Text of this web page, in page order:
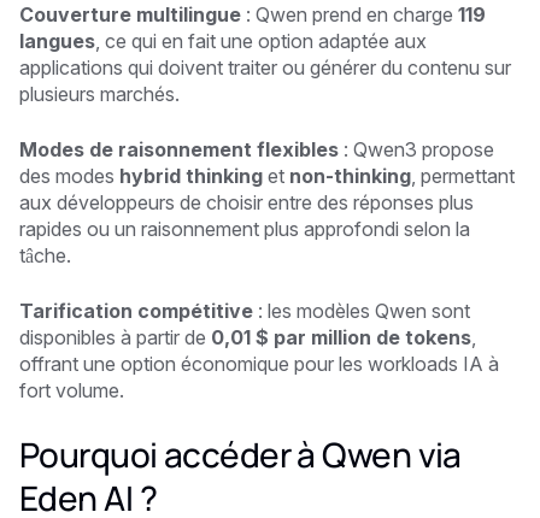
Couverture multilingue : Qwen prend en charge 119
langues , ce qui en fait une option adaptée aux
applications qui doivent traiter ou générer du contenu sur
plusieurs marchés.
Modes de raisonnement flexibles : Qwen3 propose
des modes hybrid thinking et non-thinking , permettant
aux développeurs de choisir entre des réponses plus
rapides ou un raisonnement plus approfondi selon la
tâche.
Tarification compétitive : les modèles Qwen sont
disponibles à partir de 0,01 $ par million de tokens
offrant une option économique pour les workloads IA à
fort volume.
Pourquoi accéder à Qwen via
Eden AI ?